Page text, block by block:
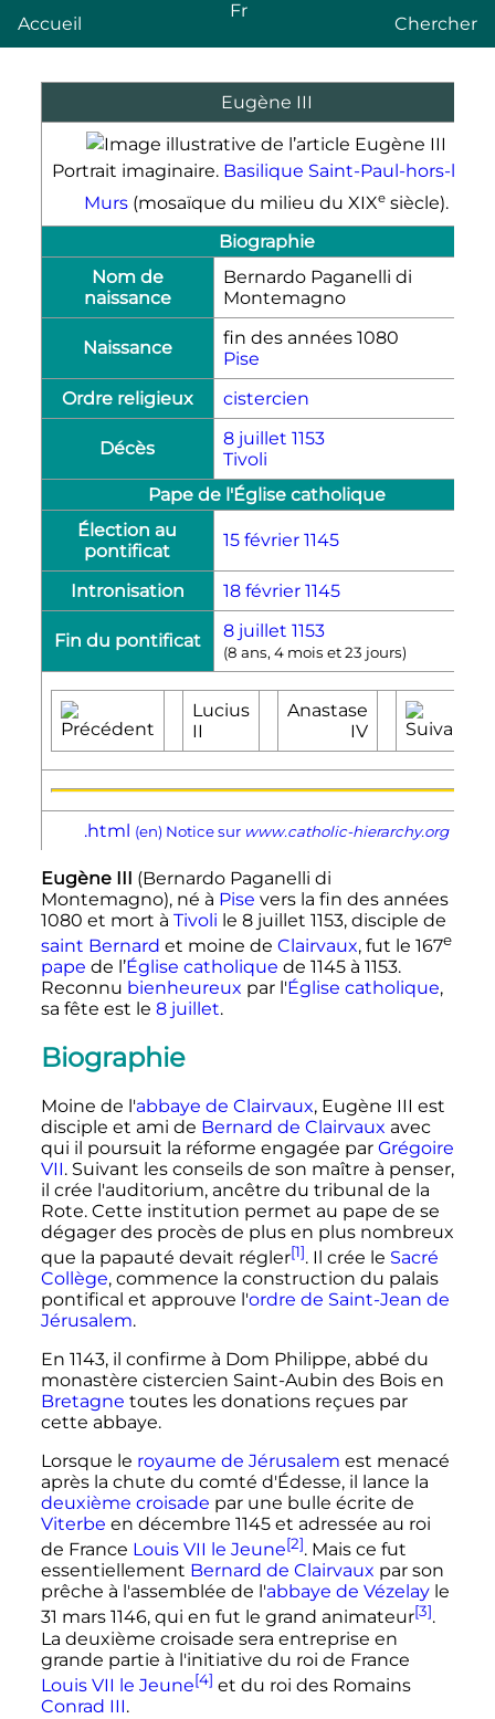
Accueil
Fr
Chercher
Eugène III
Portrait imaginaire. Basilique Saint-Paul-hors-les-
Murs (mosaïque du milieu duXIXe siècle).
Biographie
Nom de
naissance
Bernardo Paganelli di
Montemagno
Naissance fin des années 1080
Pise
Ordre religieux
cistercien
Décès 8 juillet 1153
Tivoli
Pape de l'Église catholique
Élection au
pontificat
15 février 1145
Intronisation 18 février 1145
Fin du pontificat 8 juillet 1153
(8 ans, 4 mois et 23 jours)
Lucius
II
Anastase
IV
.html (en) Notice sur www.catholic-hierarchy.org
Eugène III (Bernardo Paganelli di
Montemagno), né à Pise vers la fin des années
1080 et mort à Tivoli le 8 juillet 1153, disciple de
saint Bernard et moine de Clairvaux, fut le 167e
pape de l’Église catholique de 1145 à 1153.
Reconnu bienheureux par l'Église catholique,
sa fête est le 8 juillet.
Biographie
Moine de l'abbaye de Clairvaux, Eugène III est
disciple et ami de Bernard de Clairvaux avec
qui il poursuit la réforme engagée par Grégoire
VII. Suivant les conseils de son maître à penser,
il crée l'auditorium, ancêtre du tribunal de la
Rote. Cette institution permet au pape de se
dégager des procès de plus en plus nombreux
que la papauté devait régler[1]. Il crée le Sacré
Collège, commence la construction du palais
pontifical et approuve l'ordre de Saint-Jean de
Jérusalem.
En 1143, il confirme à Dom Philippe, abbé du
monastère cistercien Saint-Aubin des Bois en
Bretagne toutes les donations reçues par
cette abbaye.
Lorsque le royaume de Jérusalem est menacé
après la chute du comté d'Édesse, il lance la
deuxième croisade par une bulle écrite de
Viterbe en décembre 1145et adressée au roi
de France Louis VII le Jeune[2]. Mais ce fut
essentiellement Bernard de Clairvaux par son
prêche à l'assemblée de l'abbaye de Vézelayle
31 mars 1146, qui en fut le grand animateur[3].
La deuxième croisade sera entreprise en
grande partie à l'initiative du roi de France
Louis VII le Jeune[4] et du roi des Romains
Conrad III.